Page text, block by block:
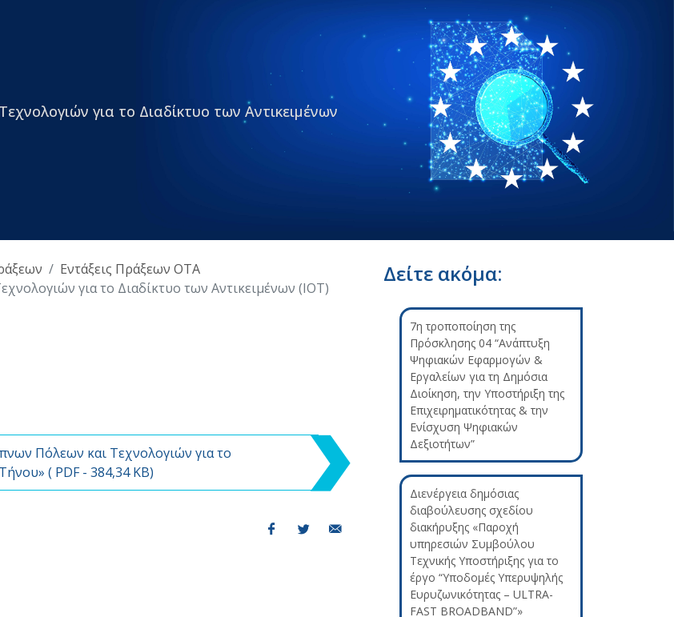
για το Διαδίκτυο των Αντικειμένων
Εντάξεις Πράξεων ΟΤΑ
για το Διαδίκτυο των Αντικειμένων (ΙΟΤ)
Πόλεων και Τεχνολογιών για το
( PDF- 384,34 KB)
Δείτε ακόμα:
7η τροποποίηση της
Πρόσκλησης 04 “Ανάπτυξη
Ψηφιακών Εφαρμογών &
Εργαλείων για τη Δημόσια
Διοίκηση, την Υποστήριξη της
Επιχειρηματικότητας & την
Ενίσχυση Ψηφιακών
Δεξιοτήτων”
Διενέργεια δημόσιας
διαβούλευσης σχεδίου
διακήρυξης «Παροχή
υπηρεσιών Συμβούλου
Τεχνικής Υποστήριξης για το
έργο “Υποδομές Υπερυψηλής
Ευρυζωνικότητας – ULTRA-
FAST BROADBAND”»